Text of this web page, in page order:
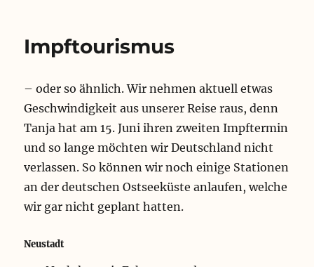
c
k
Impftourismus
– oder so ähnlich. Wir nehmen aktuell etwas
Geschwindigkeit aus unserer Reise raus, denn
Tanja hat am 15. Juni ihren zweiten Impftermin
und so lange möchten wir Deutschland nicht
verlassen. So können wir noch einige Stationen
an der deutschen Ostseeküste anlaufen, welche
wir gar nicht geplant hatten.
Neustadt